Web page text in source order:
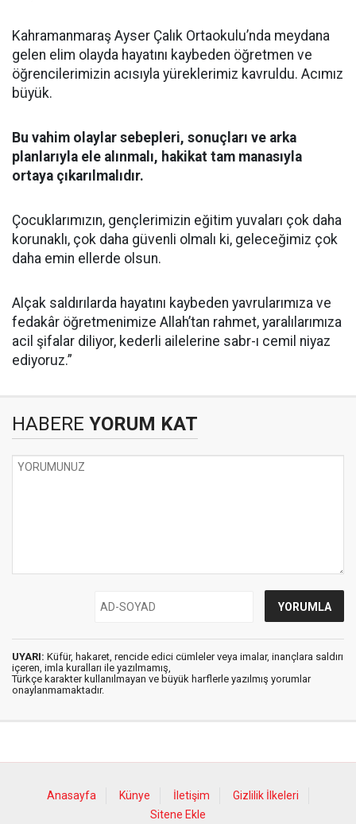
Kahramanmaraş Ayser Çalık Ortaokulu’nda meydana
gelen elim olayda hayatını kaybeden öğretmen ve
öğrencilerimizin acısıyla yüreklerimiz kavruldu. Acımız
büyük.
Bu vahim olaylar sebepleri, sonuçları ve arka
planlarıyla ele alınmalı, hakikat tam manasıyla
ortaya çıkarılmalıdır.
Çocuklarımızın, gençlerimizin eğitim yuvaları çok daha
korunaklı, çok daha güvenli olmalı ki, geleceğimiz çok
daha emin ellerde olsun.
Alçak saldırılarda hayatını kaybeden yavrularımıza ve
fedakâr öğretmenimize Allah’tan rahmet, yaralılarımıza
acil şifalar diliyor, kederli ailelerine sabr-ı cemil niyaz
ediyoruz.”
HABERE YORUM KAT
UYARI: Küfür, hakaret, rencide edici cümleler veya imalar, inançlara saldırı
içeren, imla kuralları ile yazılmamış,
Türkçe karakter kullanılmayan ve büyük harflerle yazılmış yorumlar
onaylanmamaktadır.
Anasayfa Künye İletişim
Gizlilik İlkeleri
Sitene Ekle